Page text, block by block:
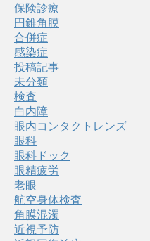
保険診療
円錐角膜
合併症
感染症
投稿記事
未分類
検査
白内障
眼内コンタクトレンズ
眼科
眼科ドック
眼精疲労
老眼
航空身体検査
角膜混濁
近視予防